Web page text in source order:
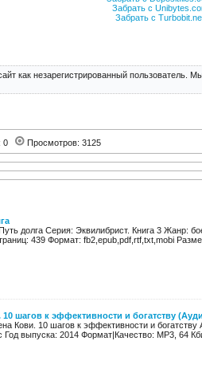
Забрать с
Забрать с
как незарегистрированный пользователь.
0 Просмотров: 3125
долга Серия: Эквилибрист. Книга 3 Жанр:
439 Формат: fb2,epub,pdf,rtf,txt,mobi
шагов к эффективности и богатству
Кови. 10 шагов к эффективности и
выпуска: 2014 Формат|Качество: MP3, 64